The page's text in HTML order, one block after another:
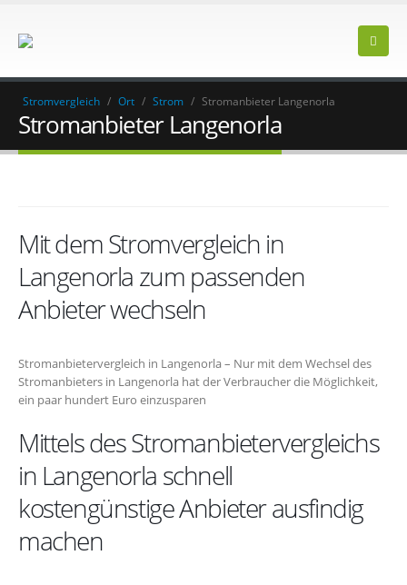
Stromvergleich / Ort / Strom / Stromanbieter Langenorla
Stromanbieter Langenorla
Mit dem Stromvergleich in
Langenorla zum passenden
Anbieter wechseln
Stromanbietervergleich in Langenorla – Nur mit dem Wechsel des
Stromanbieters in Langenorla hat der Verbraucher die Möglichkeit,
ein paar hundert Euro einzusparen
Mittels des Stromanbietervergleichs
in Langenorla schnell
kostengünstige Anbieter ausfindig
machen